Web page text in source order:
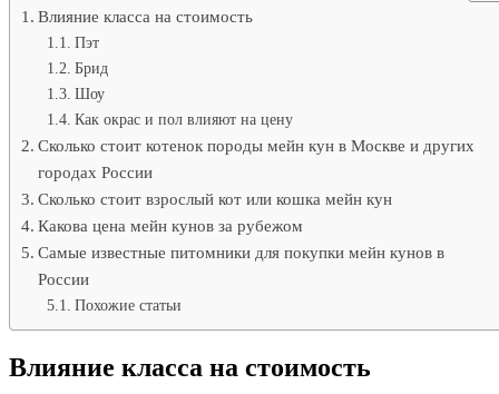
Влияние класса на стоимость
Пэт
Брид
Шоу
Как окрас и пол влияют на цену
Сколько стоит котенок породы мейн кун в Москве и других
городах России
Сколько стоит взрослый кот или кошка мейн кун
Какова цена мейн кунов за рубежом
Самые известные питомники для покупки мейн кунов в
России
Похожие статьи
Влияние класса на стоимость